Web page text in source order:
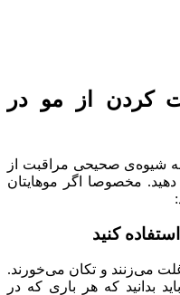
کردن از مو در
به شیوه‌ی صحیحی مراقبت از
مخصوصا اگر موهایتان
کنید
می‌زنند و تکان می‌خورند.
بدانید که هر باری که در